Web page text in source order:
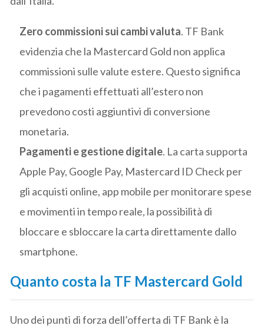
Zero commissioni sui cambi valuta. TF Bank
evidenzia che la Mastercard Gold non applica
commissioni sulle valute estere. Questo significa
che i pagamenti effettuati all’estero non
prevedono costi aggiuntivi di conversione
monetaria.
Pagamenti e gestione digitale. La carta supporta
Apple Pay, Google Pay, Mastercard ID Check per
gli acquisti online, app mobile per monitorare spese
e movimenti in tempo reale, la possibilità di
bloccare e sbloccare la carta direttamente dallo
smartphone.
Quanto costa la TF Mastercard Gold
Uno dei punti di forza dell’offerta di TF Bank è la